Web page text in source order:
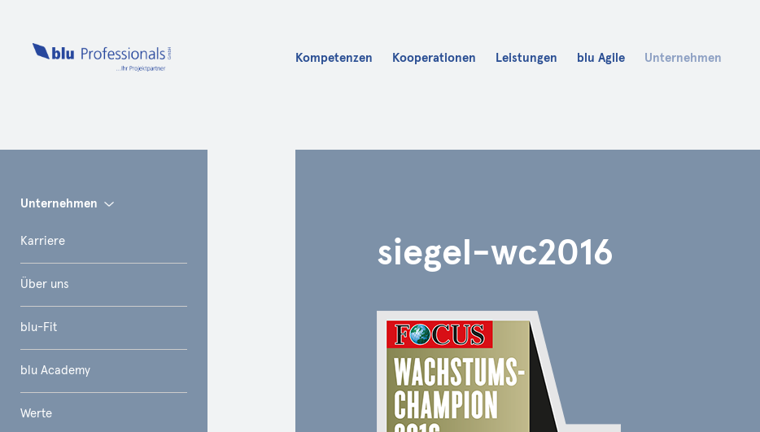
Kompetenzen Kooperationen Leistungen blu Agile Unternehmen
Unternehmen
Karriere
Über uns
blu-Fit
blu Academy
Werte
siegel-wc2016